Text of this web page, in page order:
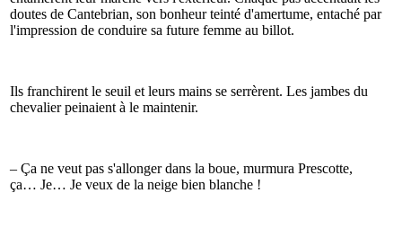
doutes de Cantebrian, son bonheur teinté d'amertume, entaché par
l'impression de conduire sa future femme au billot.
Ils franchirent le seuil et leurs mains se serrèrent. Les jambes du
chevalier peinaient à le maintenir.
– Ça ne veut pas s'allonger dans la boue, murmura Prescotte,
ça… Je… Je veux de la neige bien blanche !